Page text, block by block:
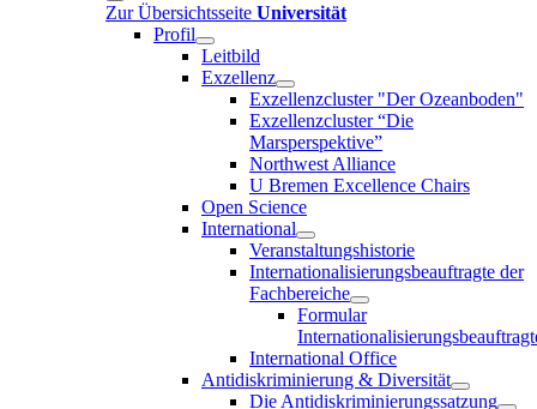
Zur Übersichtsseite Universität
Profil
Leitbild
Exzellenz
Exzellenzcluster "Der Ozeanboden"
Exzellenzcluster “Die
Marsperspektive”
Northwest Alliance
U Bremen Excellence Chairs
Open Science
International
Veranstaltungshistorie
Internationalisierungsbeauftragte der
Fachbereiche
Formular
International Office
Antidiskriminierung & Diversität
Die Antidiskriminierungssatzung